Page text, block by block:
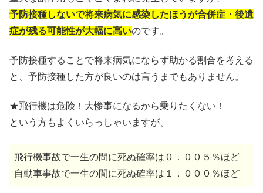
予防接種しないで将来病気に感染したほうが合併症・後遺
症が残る可能性が大幅に高いのです。
予防接種することで将来病気にならず助かる割合を考える
と、予防接種した方が良いのは言うまでもありません。
★飛行機は危険！大惨事になるから乗りたくない！
という方もよくいらっしゃいますが、
飛行機事故で一生の間に死ぬ確率は０．００５％ほど
自動車事故で一生の間に死ぬ確率は１．０００％ほど